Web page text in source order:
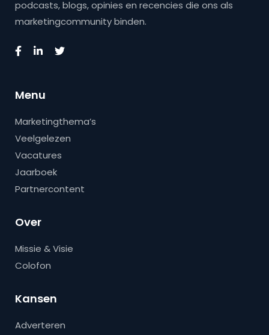
podcasts, blogs, opinies en recencies die ons als
marketingcommunity binden.
Menu
Marketingthema’s
Veelgelezen
Vacatures
Jaarboek
Partnercontent
Over
Missie & Visie
Colofon
Kansen
Adverteren